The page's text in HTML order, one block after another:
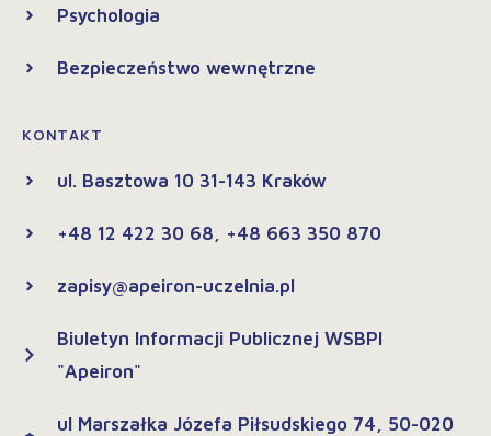
Psychologia
Bezpieczeństwo wewnętrzne
KONTAKT
ul. Basztowa 10 31-143 Kraków
+48 12 422 30 68, +48 663 350 870
zapisy@apeiron-uczelnia.pl
Biuletyn Informacji Publicznej WSBPI
"Apeiron"
ul Marszałka Józefa Piłsudskiego 74, 50-020